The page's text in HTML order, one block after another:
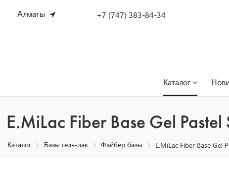
Алматы +7 (747) 383-84-34
Каталог
E.MiLac Fiber Base Gel
Каталог Базы гель-лак Файбер базы E.MiLac Fiber Base